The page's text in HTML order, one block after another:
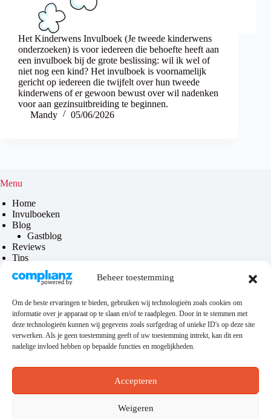
Beheer toestemming
Om de beste ervaringen te bieden, gebruiken wij technologieën zoals cookies om
informatie over je apparaat op te slaan en/of te raadplegen. Door in te stemmen met
deze technologieën kunnen wij gegevens zoals surfgedrag of unieke ID's op deze site
verwerken. Als je geen toestemming geeft of uw toestemming intrekt, kan dit een
nadelige invloed hebben op bepaalde functies en mogelijkheden.
Accepteren
Weigeren
Het Kinderwens Invulboek (Je tweede kinderwens
onderzoeken) is voor iedereen die behoefte heeft aan
een invulboek bij de grote beslissing: wil ik wel of
niet nog een kind? Het invulboek is voornamelijk
gericht op iedereen die twijfelt over hun tweede
kinderwens of er gewoon bewust over wil nadenken
voor aan gezinsuitbreiding te beginnen.
Mandy
05/06/2026
Menu
Home
Invulboeken
Blog
Gastblog
Reviews
Tips
Over mij
Privacy & disclaimer
Privacybeleid
Disclaimer